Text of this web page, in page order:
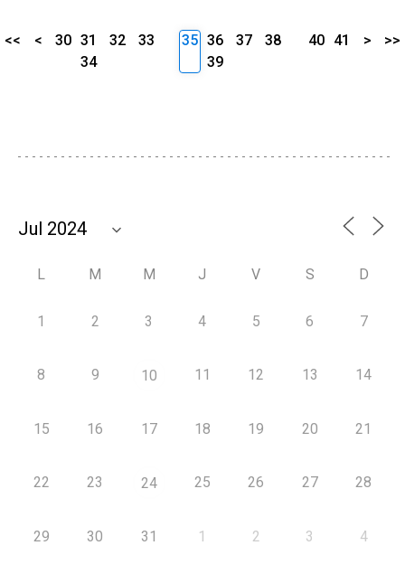
<< < 30 31 32
33
34
35 36 37
38
39
40 41 > >>
L M M J V S D
1 2 3 4 5 6 7
8 9 10 11 12 13 14
15 16 17 18 19 20 21
22 23 24 25 26 27 28
29 30 31 1 2 3 4